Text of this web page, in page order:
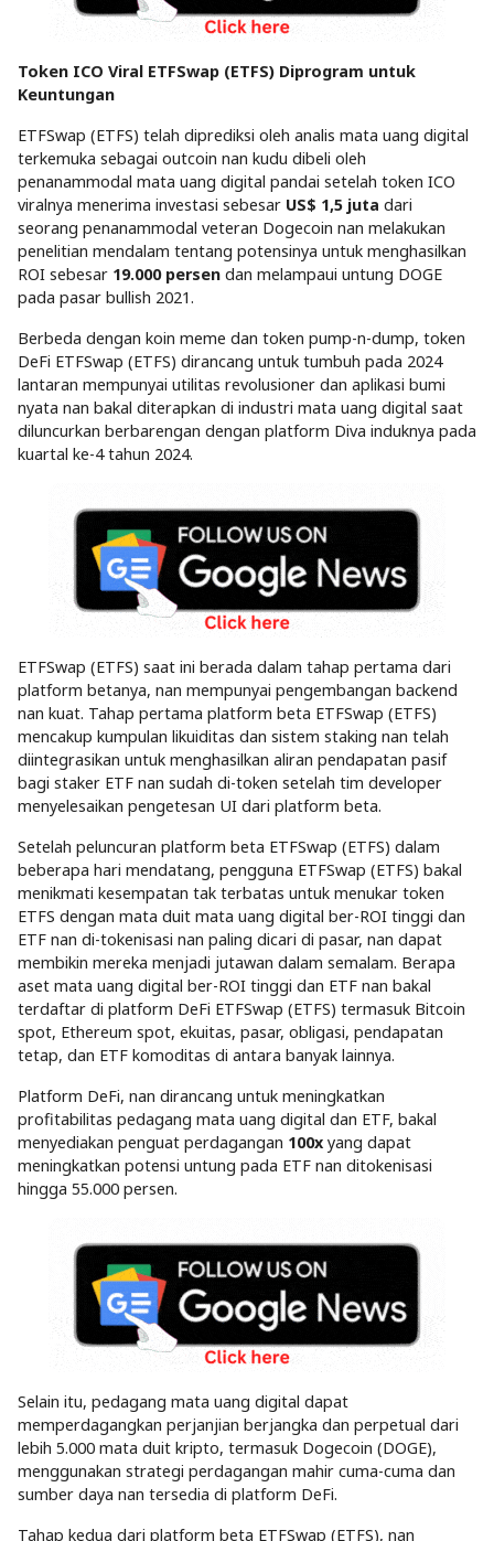
Token ICO Viral ETFSwap (ETFS) Diprogram untuk
Keuntungan
ETFSwap (ETFS) telah diprediksi oleh analis mata uang digital
terkemuka sebagai outcoin nan kudu dibeli oleh
penanammodal mata uang digital pandai setelah token ICO
viralnya menerima investasi sebesar US$ 1,5 juta dari
seorang penanammodal veteran Dogecoin nan melakukan
penelitian mendalam tentang potensinya untuk menghasilkan
ROI sebesar 19.000 persen dan melampaui untung DOGE
pada pasar bullish 2021.
Berbeda dengan koin meme dan token pump-n-dump, token
DeFi ETFSwap (ETFS) dirancang untuk tumbuh pada 2024
lantaran mempunyai utilitas revolusioner dan aplikasi bumi
nyata nan bakal diterapkan di industri mata uang digital saat
diluncurkan berbarengan dengan platform Diva induknya pada
kuartal ke-4 tahun 2024.
ETFSwap (ETFS) saat ini berada dalam tahap pertama dari
platform betanya, nan mempunyai pengembangan backend
nan kuat. Tahap pertama platform beta ETFSwap (ETFS)
mencakup kumpulan likuiditas dan sistem staking nan telah
diintegrasikan untuk menghasilkan aliran pendapatan pasif
bagi staker ETF nan sudah di-token setelah tim developer
menyelesaikan pengetesan UI dari platform beta.
Setelah peluncuran platform beta ETFSwap (ETFS) dalam
beberapa hari mendatang, pengguna ETFSwap (ETFS) bakal
menikmati kesempatan tak terbatas untuk menukar token
ETFS dengan mata duit mata uang digital ber-ROI tinggi dan
ETF nan di-tokenisasi nan paling dicari di pasar, nan dapat
membikin mereka menjadi jutawan dalam semalam. Berapa
aset mata uang digital ber-ROI tinggi dan ETF nan bakal
terdaftar di platform DeFi ETFSwap (ETFS) termasuk Bitcoin
spot, Ethereum spot, ekuitas, pasar, obligasi, pendapatan
tetap, dan ETF komoditas di antara banyak lainnya.
Platform DeFi, nan dirancang untuk meningkatkan
profitabilitas pedagang mata uang digital dan ETF, bakal
menyediakan penguat perdagangan 100x yang dapat
meningkatkan potensi untung pada ETF nan ditokenisasi
hingga 55.000 persen.
Selain itu, pedagang mata uang digital dapat
memperdagangkan perjanjian berjangka dan perpetual dari
lebih 5.000 mata duit kripto, termasuk Dogecoin (DOGE),
menggunakan strategi perdagangan mahir cuma-cuma dan
sumber daya nan tersedia di platform DeFi.
Tahap kedua dari platform beta ETFSwap (ETFS), nan